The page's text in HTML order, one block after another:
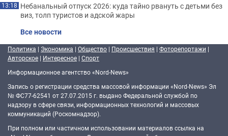
13:18 Небанальный отпуск 2026: куда тайно рвануть с детьми без
виз, толп туристов и адской жары
Все новости
Политика | Экономика | Общество | Происшествия | Фоторепортажи |
Авторское | Интересное | Спорт
Информационное агентство «Nord-News»
Запись о регистрации средства массовой информации «Nord-News» Эл
№ ФС77-62541 от 27.07.2015 г. выдано Федеральной службой по
надзору в сфере связи, информационных технологий и массовых
коммуникаций (Роскомнадзор).
При полном или частичном использовании материалов ссылка на